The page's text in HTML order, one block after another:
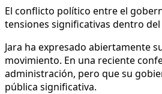
El conflicto político entre el
tensiones significativas dentro
Jara ha expresado abiertamente
movimiento. En una reciente
administración, pero que su
pública significativa.